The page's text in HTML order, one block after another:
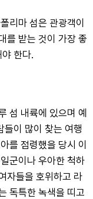
리마 섬은 관광객이
를 받는 것이 가장 좋
한다.
섬 내륙에 있으며 예
들이 많이 찾는 여행
를 점령했을 당시 이
군이나 우아한 척하
자들을 호위하고 라
독특한 녹색을 띠고